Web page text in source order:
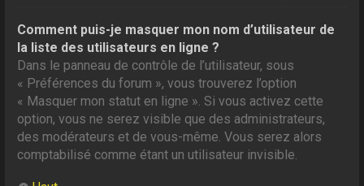
Comment puis-je masquer mon nom d’utilisateur de
la liste des utilisateurs en ligne ?
Dans le panneau de contrôle de l’utilisateur, sous
« Préférences du forum », vous trouverez l’option
« Masquer mon statut en ligne ». Si vous activez cette
option, vous ne serez visible que des administrateurs,
des modérateurs et de vous-même. Vous serez alors
comptabilisé comme étant un utilisateur invisible.